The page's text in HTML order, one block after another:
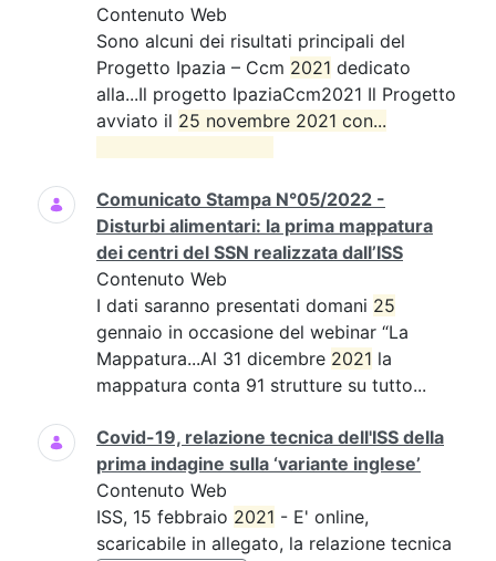
Contenuto Web
Sono alcuni dei risultati principali del
Progetto Ipazia – Ccm 2021 dedicato
alla...Il progetto IpaziaCcm2021 Il Progetto
avviato il 25 novembre 2021 con...
Comunicato Stampa N°05/2022 -
Disturbi alimentari: la prima mappatura
dei centri del SSN realizzata dall’ISS
Contenuto Web
I dati saranno presentati domani 25
gennaio in occasione del webinar “La
Mappatura...Al 31 dicembre 2021 la
mappatura conta 91 strutture su tutto...
Covid-19, relazione tecnica dell'ISS della
prima indagine sulla ‘variante inglese’
Contenuto Web
ISS, 15 febbraio 2021 - E' online,
scaricabile in allegato, la relazione tecnica